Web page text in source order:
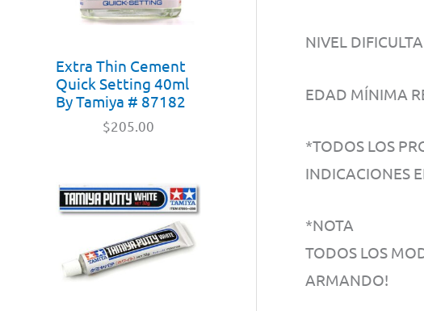
Extra Thin Cement
Quick Setting 40ml
By Tamiya # 87182
$205.00
NIVEL
EDAD MÍNIMA
*TODOS LOS
INDICACIONES
*NOTA
TODOS LOS
ARMANDO!